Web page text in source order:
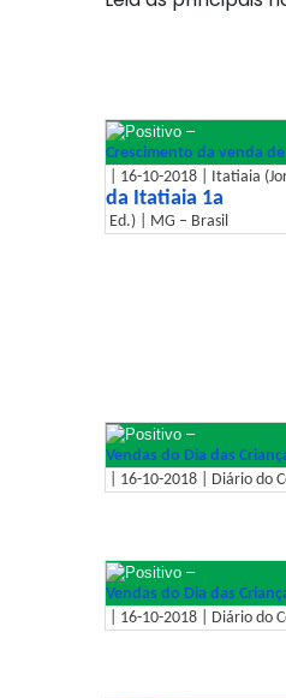
–
Crescimento da venda
| 16-10-2018 | Itatiaia
da Itatiaia 1a
Ed.) | MG – Brasil
–
Vendas do Dia das
| 16-10-2018 | Diário do
–
Vendas do Dia das
| 16-10-2018 | Diário do